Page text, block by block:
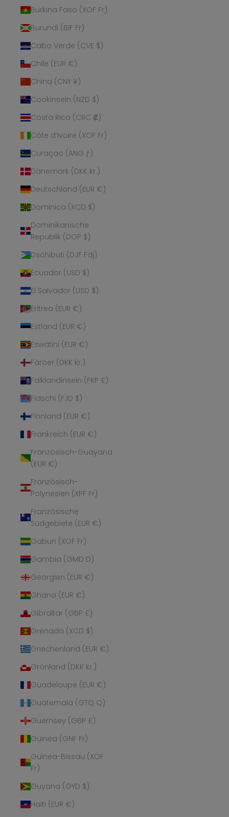
Burkina Faso (XOF Fr)
Burundi (BIF Fr)
Cabo Verde (CVE $)
Chile (EUR €)
China (CNY ¥)
Cookinseln (NZD $)
Costa Rica (CRC ₡)
Côte d’Ivoire (XOF Fr)
Curaçao (ANG ƒ)
Dänemark (DKK kr.)
Deutschland (EUR €)
Dominica (XCD $)
Dominikanische
Republik (DOP $)
Dschibuti (DJF Fdj)
Ecuador (USD $)
El Salvador (USD $)
Eritrea (EUR €)
Estland (EUR €)
Eswatini (EUR €)
Färöer (DKK kr.)
Falklandinseln (FKP £)
Fidschi (FJD $)
Finnland (EUR €)
Frankreich (EUR €)
Französisch-Guayana
(EUR €)
Französisch-
Polynesien (XPF Fr)
Französische
Südgebiete (EUR €)
Gabun (XOF Fr)
Gambia (GMD D)
Georgien (EUR €)
Ghana (EUR €)
Gibraltar (GBP £)
Grenada (XCD $)
Griechenland (EUR €)
Grönland (DKK kr.)
Guadeloupe (EUR €)
Guatemala (GTQ Q)
Guernsey (GBP £)
Guinea (GNF Fr)
Guinea-Bissau (XOF
Fr)
Guyana (GYD $)
Haiti (EUR €)